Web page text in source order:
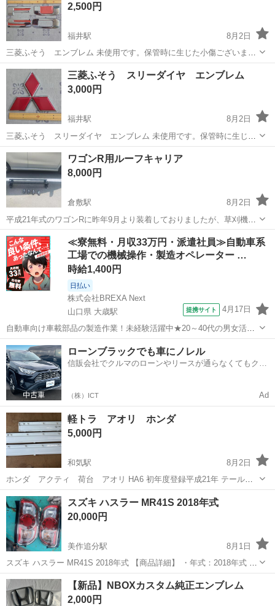
り塗装取付けご相談くださ...
2,500円
福井駅
8月2日
三菱ふそう エンブレム 未使用です。保管時に生じた小傷ございま
す。
岡山 倉敷市 福井駅 外装、車外用品 エンブレム
三菱ふそう スリーダイヤ エンブレム
3,000円
福井駅
8月2日
三菱ふそう スリーダイヤ エンブレム 未使用です。保管時に生じた
小傷ございます。
岡山 倉敷市 福井駅 外装、車外用品
ワゴンR用ルーフキャリア
8,000円
倉敷駅
8月2日
平成21年式のワゴンRに昨年9月より装着しておりましたが、草刈機を
1度乗せただけです。
岡山 倉敷市 倉敷駅 外装、車外用品 ワゴンR
≪寮無料・月収33万円・派遣社員≫自動車系
工場での機械操作・製造オペレーター …
時給1,400円
日払い
株式会社BREXA Next
山口県 大歳駅
提携サイト 4月17日
自動車向け車載部品の製造作業！未経験活躍中★20～40代の男女活躍
中！友達同士での応募OK！備品付きワンルーム寮費無料！赴任旅費会
社負担！生活支援物資事前対応可◎格安食堂利用可！年間休日135日
♪《山口県山口市》 人気の工...
山口 山口市 大歳駅 その他
ローンブラックでも車にノレル
信販会社でクルマのローンやリースが通らなくてもクル
（株）ICT Ad
軽トラ アオリ ホンダ
5,000円
和気駅
8月2日
ホンダ アクティ 荷台 アオリ HA6 初年度登録平成21年 テールゲ
ートチェーン付き ヘコミ、サビあります まだ使えます
岡山 和気郡 和気駅
スズキ ハスラー MR41S 2018年式
20,000円
美作追分駅
8月1日
スズキ ハスラー MR41S 2018年式 【商品詳細】 ・年式：2018年式 ・
型式：MR41S Gグレード 4WD ・車台番号：MR41S-304763 ・色：ク
リームベージュ / カラーコード ZVG ・走行距離：9...
岡山 苫田郡 美作追分駅 外装、車外用品 ハスラー
【新品】NBOXカスタム純正エンブレム
2,000円